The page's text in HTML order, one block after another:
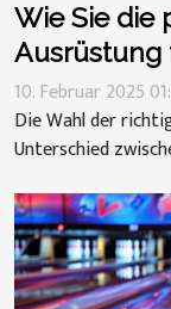
Wie Sie die
Ausrüstung
wählen
10. Februar 2025
Die Wahl der
Unterschied